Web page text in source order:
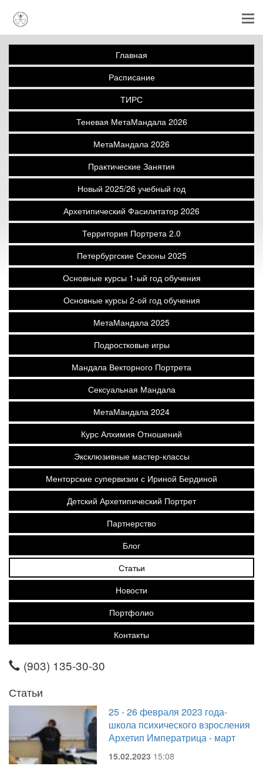
Главная
Расписание
ТИРС
Теневая МетаМандала 2026
МетаМандала 2026
Практические Занятия
Новый 2025/26 учебный год
Архетипический Фасилитатор 2026
Территория Портрета 2.0
Петербургские Сезоны 2025
Основные курсы 1-ый год обучения
Основные курсы 2-ой год обучения
МетаМандала 2025
Подростковые игры
Мандала Векторного Портрета
Сексуальная Мандала
МетаМандала 2024
Курс Алхимия Отношений
Эксклюзивные мастер-классы
Менторские супервизии с Ириной Бердиной
Детский Архетипический Портрет
Партнерство
Блог
Статьи
Новости
Портфолио
Контакты
(903) 135-30-30
Статьи
25 - 26 февраля 2023 года-
школа психического взросления
Архетип Императрица - март
15.02.2023 15:08